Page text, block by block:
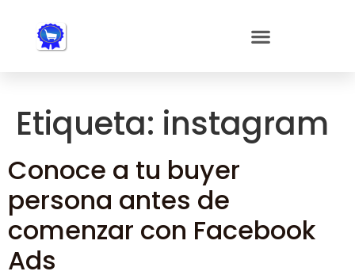
sistema
accesibilidad.
Etiqueta: instagram
Conoce a tu buyer
persona antes de
comenzar con Facebook
Ads